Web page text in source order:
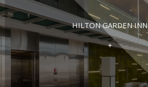
HILTON GARDEN INN
+